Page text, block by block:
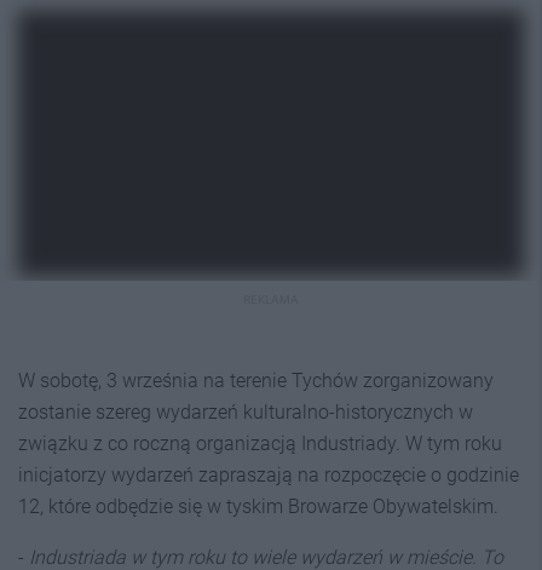
W sobotę, 3 września na terenie Tychów zorganizowany
zostanie szereg wydarzeń kulturalno-historycznych w
związku z co roczną organizacją Industriady. W tym roku
inicjatorzy wydarzeń zapraszają na rozpoczęcie o godzinie
12, które odbędzie się w tyskim Browarze Obywatelskim.
- Industriada w tym roku to wiele wydarzeń w mieście. To